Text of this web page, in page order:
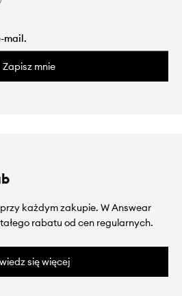
Zapisz mnie
każdym zakupie. W Answear
rabatu od cen regularnych.
się więcej